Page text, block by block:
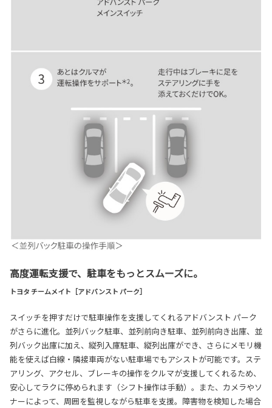
高度運転支援で、駐車をもっとスムーズに。
トヨタ チームメイト［アドバンスト パーク］
スイッチを押すだけで駐車操作を支援してくれるアドバンスト パーク
がさらに進化。並列バック駐車、並列前向き駐車、並列前向き出庫、並
列バック出庫に加え、縦列入庫駐車、縦列出庫ができ、さらにメモリ機
能を使えば白線・隣接車両がない駐車場でもアシストが可能です。ステ
アリング、アクセル、ブレーキの操作をクルマが支援してくれるため、
安心してラクに停められます（シフト操作は手動）。また、カメラやソ
ナーによって、周囲を監視しながら駐車を支援。障害物を検知した場合